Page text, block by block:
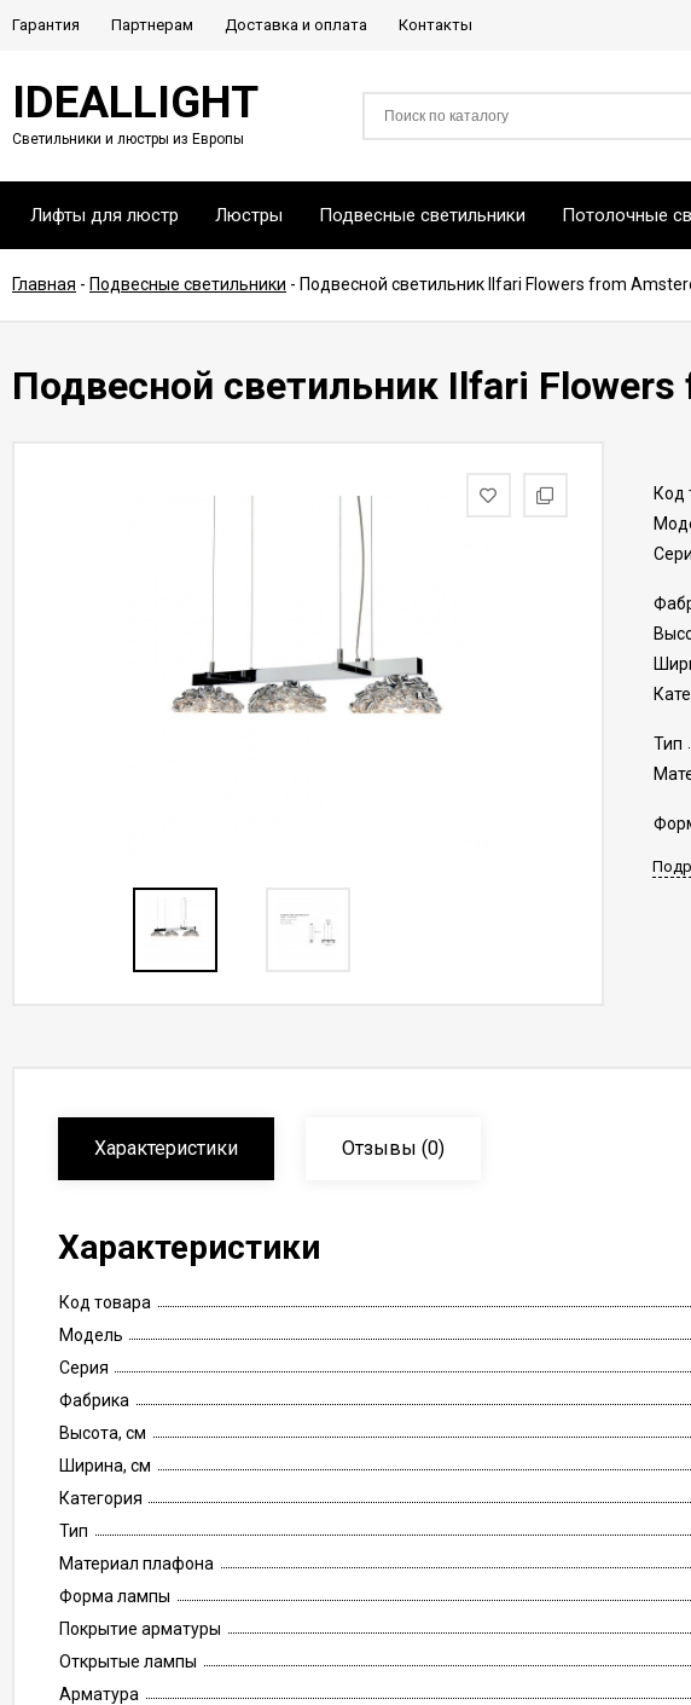
Гарантия Партнерам Доставка и оплата Контакты
IDEALLIGHT
Светильники и люстры из Европы
Лифты для люстр Люстры Подвесные светильники Потолочные
Главная - Подвесные светильники - Подвесной светильник Ilfari Flowers from
Подвесной светильник Ilfari
Код
Тип
Характеристики Отзывы (0)
Характеристики
Код товара
Модель
Серия
Фабрика
Высота, см
Ширина, см
Категория
Тип
Материал плафона
Форма лампы
Покрытие арматуры
Открытые лампы
Арматура